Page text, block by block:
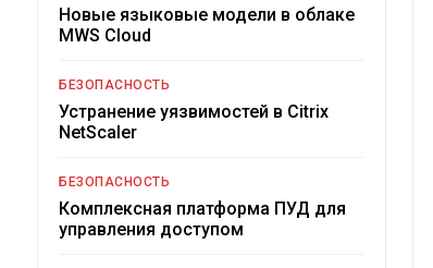
Новые языковые модели в облаке
MWS Cloud
БЕЗОПАСНОСТЬ
Устранение уязвимостей в Citrix
NetScaler
БЕЗОПАСНОСТЬ
Комплексная платформа ПУД для
управления доступом